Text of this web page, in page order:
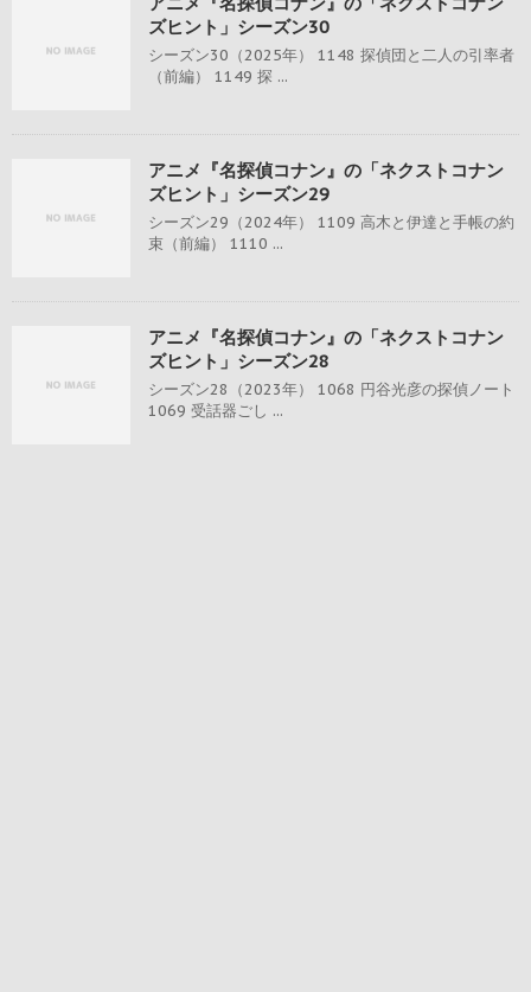
ズヒント」シーズン30
シーズン30（2025年） 1148 探偵団と二人の引率者
（前編） 1149 探 ...
アニメ『名探偵コナン』の「ネクストコナン
ズヒント」シーズン29
シーズン29（2024年） 1109 高木と伊達と手帳の約
束（前編） 1110 ...
アニメ『名探偵コナン』の「ネクストコナン
ズヒント」シーズン28
シーズン28（2023年） 1068 円谷光彦の探偵ノート
1069 受話器ごし ...